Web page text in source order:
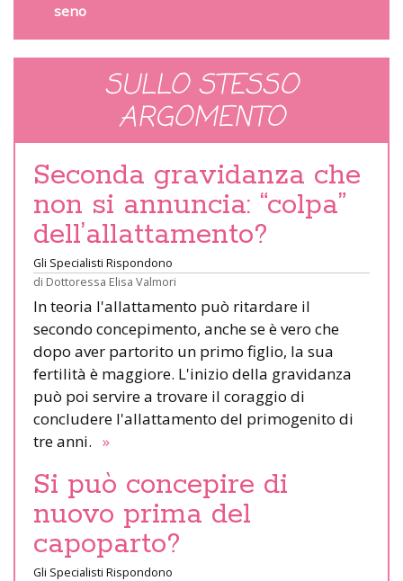
seno
SULLO STESSO
ARGOMENTO
Seconda gravidanza che
non si annuncia: “colpa”
dell’allattamento?
Gli Specialisti Rispondono
di Dottoressa Elisa Valmori
In teoria l'allattamento può ritardare il
secondo concepimento, anche se è vero che
dopo aver partorito un primo figlio, la sua
fertilità è maggiore. L'inizio della gravidanza
può poi servire a trovare il coraggio di
concludere l'allattamento del primogenito di
tre anni. »
Si può concepire di
nuovo prima del
capoparto?
Gli Specialisti Rispondono